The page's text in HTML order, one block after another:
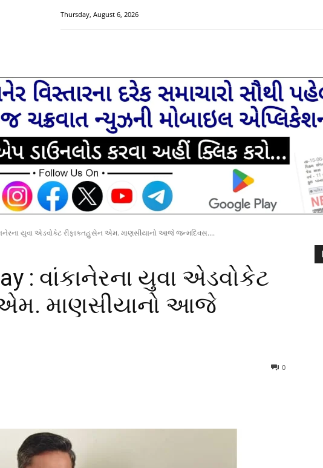
Thursday, August 6, 2026
યુવા એડવોકેટ રીફાકતહુસેન એમ. માણસીયાનો આજે જન્મદિવસ....
: વાંકાનેરના યુવા એડવોકેટ
માણસીયાનો આજે
0